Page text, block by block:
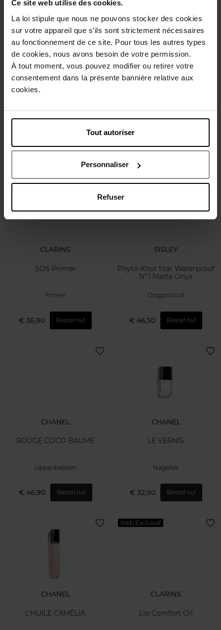
Ce site web utilise des cookies.
La loi stipule que nous ne pouvons stocker des cookies
sur votre appareil que s’ils sont strictement nécessaires
au fonctionnement de ce site. Pour tous les autres types
de cookies, nous avons besoin de votre permission.
À tout moment, vous pouvez modifier ou retirer votre
consentement dans la présente bannière relative aux
cookies.
Tout autoriser
Personnaliser
Refuser
CLARINS
€ 27,00 Bestel nu!
Web Exclusief
GUERLAIN
€ 76,50 Bestel nu!
CLARINS
SOS Primer
Primer
€ 36,90 Bestel nu!
SISLEY
Phyto-Khol Star Waterproof
N°1 Matte Onyx
Oogpotlood
€ 46,50 Bestel nu!
CHANEL
ROUGE COCO BAUME
Lippenbalsem
€ 46,90 Bestel nu!
CHANEL
LE VERNIS
Nagellak
€ 32,90 Bestel nu!
CHANEL
L'HUILE CAMÉLIA
Web Exclusief
CLARINS
Lip Comfort Oil